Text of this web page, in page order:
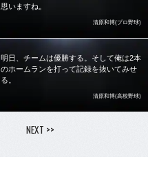
思いますね。
清原和博(プロ野球)
明日、チームは優勝する。そして俺は2本
のホームランを打って記録を抜いてみせ
る。
清原和博(高校野球)
NEXT >>